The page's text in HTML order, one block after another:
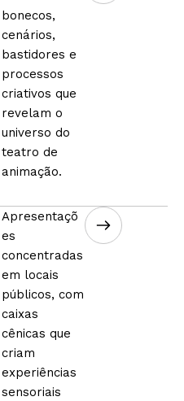
bonecos,
cenários,
bastidores e
processos
criativos que
revelam o
universo do
teatro de
animação.
Apresentaçõ
es
concentradas
em locais
públicos, com
caixas
cênicas que
criam
experiências
sensoriais